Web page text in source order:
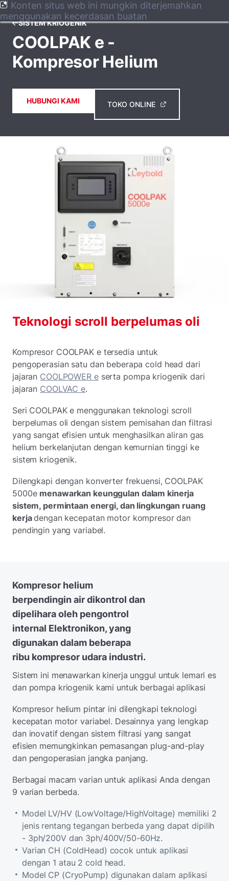
Konten situs web ini mungkin diterjemahkan
menggunakan kecerdasan buatan
SISTEM KRIOGENIK
COOLPAK e -
Kompresor Helium
HUBUNGI KAMI TOKO ONLINE
Teknologi scroll berpelumas oli
Kompresor COOLPAK e tersedia untuk
pengoperasian satu dan beberapa cold head dari
jajaran COOLPOWER eserta pompa kriogenik dari
jajaran COOLVAC e.
Seri COOLPAK e menggunakan teknologi scroll
berpelumas oli dengan sistem pemisahan dan filtrasi
yang sangat efisien untuk menghasilkan aliran gas
helium berkelanjutan dengan kemurnian tinggi ke
sistem kriogenik.
Dilengkapi dengan konverter frekuensi, COOLPAK
5000e menawarkan keunggulan dalam kinerja
sistem, permintaan energi, dan lingkungan ruang
kerjadengan kecepatan motor kompresor dan
pendingin yang variabel.
Kompresor helium
berpendingin air dikontrol dan
dipelihara oleh pengontrol
internal Elektronikon, yang
digunakan dalam beberapa
ribu kompresor udara industri.
Sistem ini menawarkan kinerja unggul untuk lemari es
dan pompa kriogenik kami untuk berbagai aplikasi
Kompresor helium pintar ini dilengkapi teknologi
kecepatan motor variabel. Desainnya yang lengkap
dan inovatif dengan sistem filtrasi yang sangat
efisien memungkinkan pemasangan plug-and-play
dan pengoperasian jangka panjang.
Berbagai macam varian untuk aplikasi Anda dengan
9 varian berbeda.
Model LV/HV (LowVoltage/HighVoltage) memiliki 2
jenis rentang tegangan berbeda yang dapat dipilih
- 3ph/200V dan 3ph/400V/50-60Hz.
Varian CH (ColdHead) cocok untuk aplikasi
dengan 1 atau 2 cold head.
Model CP (CryoPump) digunakan dalam aplikasi